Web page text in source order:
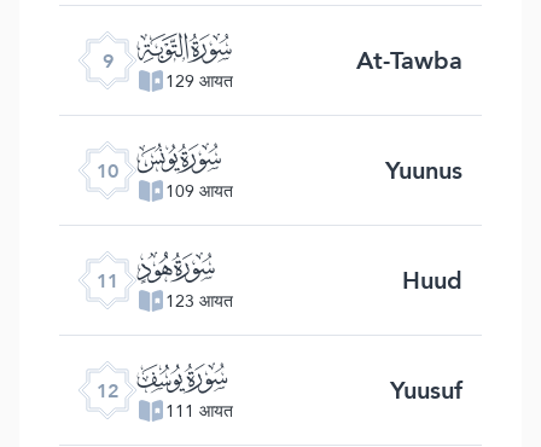
9 ﮕ
129 आयत At-Tawba
10 ﮖ
109 आयत Yuunus
11 ﮗ
123 आयत Huud
12 ﮘ
111 आयत Yuusuf